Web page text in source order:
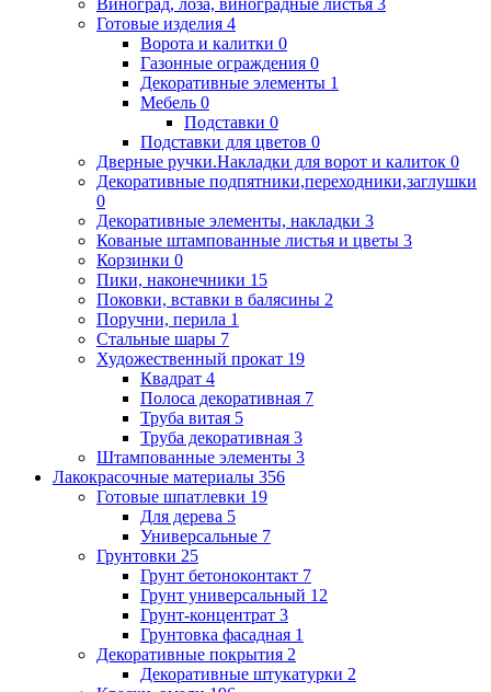
Виноград, лоза, виноградные листья 3
Готовые изделия 4
Ворота и калитки 0
Газонные ограждения 0
Декоративные элементы 1
Мебель 0
Подставки 0
Подставки для цветов 0
Дверные ручки.Накладки для ворот и калиток 0
Декоративные подпятники,переходники,заглушки
0
Декоративные элементы, накладки 3
Кованые штампованные листья и цветы 3
Корзинки 0
Пики, наконечники 15
Поковки, вставки в балясины 2
Поручни, перила 1
Стальные шары 7
Художественный прокат 19
Квадрат 4
Полоса декоративная 7
Труба витая 5
Труба декоративная 3
Штампованные элементы 3
Лакокрасочные материалы 356
Готовые шпатлевки 19
Для дерева 5
Универсальные 7
Грунтовки 25
Грунт бетоноконтакт 7
Грунт универсальный 12
Грунт-концентрат 3
Грунтовка фасадная 1
Декоративные покрытия 2
Декоративные штукатурки 2